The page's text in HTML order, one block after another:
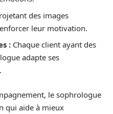
des images
leur motivation.
: Chaque client ayant des
adapte ses
le sophrologue
qui aide à mieux